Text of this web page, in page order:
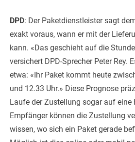
DPD: Der Paketdienstleister sagt
exakt voraus, wann er mit der
kann. «Das geschieht auf die
versichert DPD-Sprecher Peter Rey.
etwa: «Ihr Paket kommt heute
und 12.33 Uhr.» Diese Prognose
Laufe der Zustellung sogar auf eine
Empfänger können die Zustellung
wissen, wo sich ein Paket gerade